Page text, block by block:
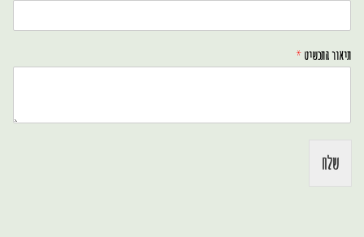
תיאור התכשיט *
שלח